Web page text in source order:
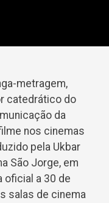
metragem,
catedrático do
da
nos cinemas
pela Ukbar
São Jorge, em
oficial a 30 de
salas de cinema